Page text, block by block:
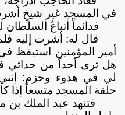
في المسجد غير شيخٍ
فدائماً أتباعُ السلطان
قال له: أشرت إليه
أمير المؤمنين استيقظ
هل ترى أحداً من حداثي
لي في هدوء وحزم:
حلقة المسجد متسعاً إذا
فتنهد عبد الملك بن